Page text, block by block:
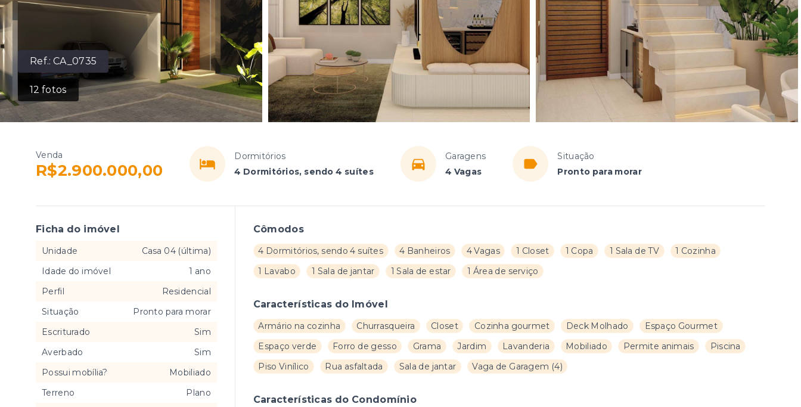
Ref.:CA_0735
12 fotos
Venda
R$2.900.000,00
Dormitórios
4 Dormitórios, sendo 4 suítes
Garagens
4 Vagas
Situação
Pronto para morar
Cômodos
4 Dormitórios, sendo 4 suítes 4 Banheiros 4 Vagas 1 Closet 1 Copa 1 Sala de TV
1 Cozinha
1 Lavabo
1 Sala de jantar 1 Sala de estar 1 Área de serviço
Características do Imóvel
Armário na cozinha Churrasqueira Closet Cozinha gourmet Deck Molhado
Espaço Gourmet
Espaço verde
Forro de gesso Grama Jardim Lavanderia Mobiliado Permite animais
Piscina
Piso Vinílico
Rua asfaltada Sala de jantar Vaga de Garagem (4)
Características do Condomínio
Ficha do imóvel
Unidade
Casa 04 (última)
Idade do imóvel
1 ano
Perfil
Residencial
Situação
Pronto para morar
Escriturado
Sim
Averbado
Sim
Possui mobília?
Mobiliado
Terreno
Plano